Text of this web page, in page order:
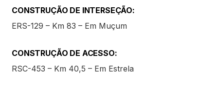
CONSTRUÇÃO DE INTERSEÇÃO:
ERS-129 – Km 83 – Em Muçum
CONSTRUÇÃO DE ACESSO:
RSC-453 – Km 40,5 – Em Estrela